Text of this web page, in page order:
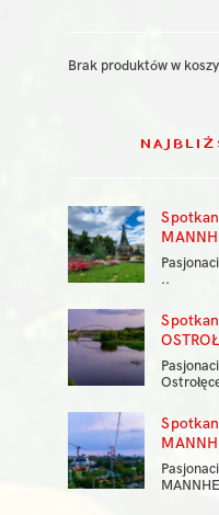
Brak produktów w
..